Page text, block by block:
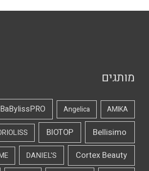
מותגים
AMIKA
Angelica
BaBylissPRO
Bellisimo
BIOTOP
Cortex Beauty
DANIEL'S